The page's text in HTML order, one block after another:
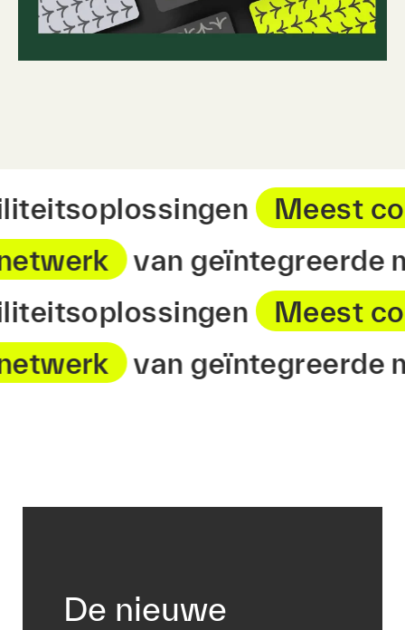
Meest
van geïntegreerde
Meest
van geïntegreerde
De nieuwe